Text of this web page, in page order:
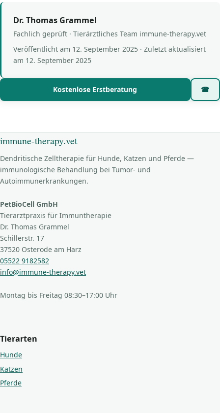
Dr. Thomas Grammel
Fachlich geprüft · Tierärztliches Team immune-therapy.vet
Veröffentlicht am 12. September 2025 · Zuletzt aktualisiert
am 12. September 2025
Kostenlose Erstberatung ☎
immune-therapy.vet
Dendritische Zelltherapie für Hunde, Katzen und Pferde —
immunologische Behandlung bei Tumor- und
Autoimmunerkrankungen.
PetBioCell GmbH
Tierarztpraxis für Immuntherapie
Dr. Thomas Grammel
Schillerstr. 17
37520 Osterode am Harz
05522 9182582
info@immune-therapy.vet
Montag bis Freitag 08:30–17:00 Uhr
Tierarten
Hunde
Katzen
Pferde